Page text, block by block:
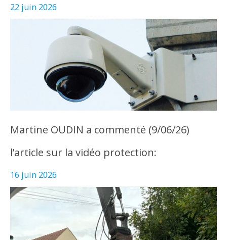
22 juin 2026
Martine OUDIN a commenté (9/06/26)
l’article sur la vidéo protection:
16 juin 2026